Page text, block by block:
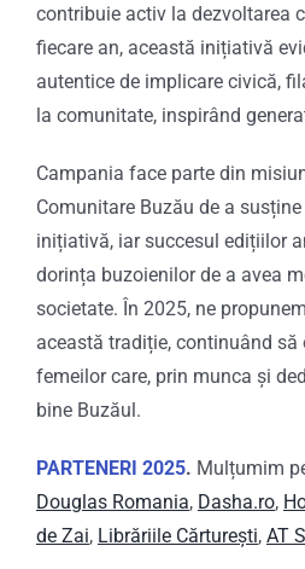
contribuie activ la dezvoltarea
fiecare an, această inițiativă
autentice de implicare civică,
la comunitate, inspirând
Campania face parte din
Comunitare Buzău de a
inițiativă, iar succesul edițiilor
dorința buzoienilor de a avea
societate. În 2025, ne
această tradiție, continuând să
femeilor care, prin munca și
bine Buzăul.
PARTENERI 2025. Mulțumim
Douglas Romania, Dasha.ro,
de Zai, Librăriile Cărturești, AT